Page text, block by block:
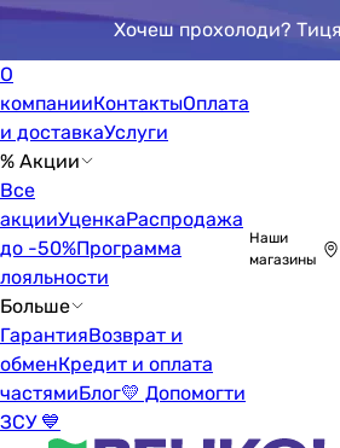
Хочеш прохолоди?
О
компанииКонтактыОплата
и доставкаУслуги
% Акции
Все
акцииУценкаРаспродажа
до -50%Программа
лояльности
Больше
ГарантияВозврат и
обменКредит и оплата
частямиБлог💛 Допомогти
ЗСУ 💙
Наши
магазины